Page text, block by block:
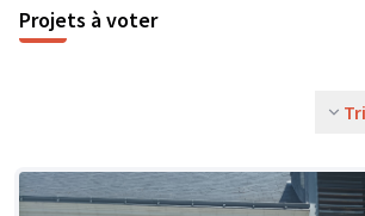
Projets à voter